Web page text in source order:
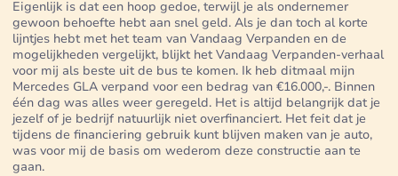
Eigenlijk is dat een hoop gedoe, terwijl je als ondernemer
gewoon behoefte hebt aan snel geld. Als je dan toch al korte
lijntjes hebt met het team van Vandaag Verpanden en de
mogelijkheden vergelijkt, blijkt het Vandaag Verpanden-verhaal
voor mij als beste uit de bus te komen. Ik heb ditmaal mijn
Mercedes GLA verpand voor een bedrag van €16.000,-. Binnen
één dag was alles weer geregeld. Het is altijd belangrijk dat je
jezelf of je bedrijf natuurlijk niet overfinanciert. Het feit dat je
tijdens de financiering gebruik kunt blijven maken van je auto,
was voor mij de basis om wederom deze constructie aan te
gaan.